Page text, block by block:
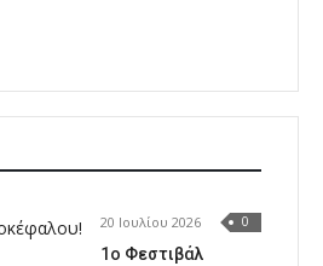
20 Ιουλίου 2026 0
1o Φεστιβάλ